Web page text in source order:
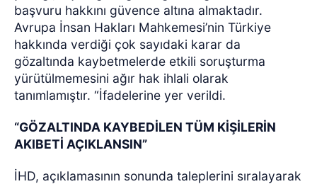
başvuru hakkını güvence altına almaktadır.
Avrupa İnsan Hakları Mahkemesi’nin Türkiye
hakkında verdiği çok sayıdaki karar da
gözaltında kaybetmelerde etkili soruşturma
yürütülmemesini ağır hak ihlali olarak
tanımlamıştır. “İfadelerine yer verildi.
“GÖZALTINDA KAYBEDİLEN TÜM KİŞİLERİN
AKIBETİ AÇIKLANSIN”
İHD, açıklamasının sonunda taleplerini sıralayarak